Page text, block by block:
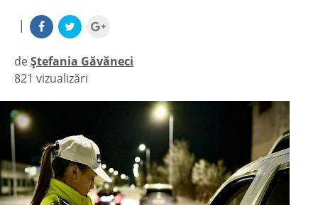
|
deȘtefania Găvăneci
|
821 vizualizări